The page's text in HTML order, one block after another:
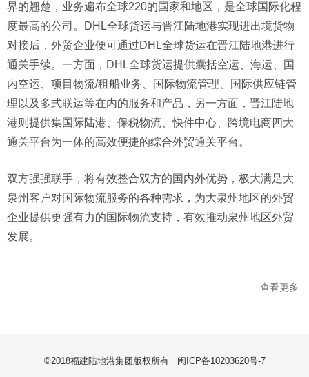
界的翘楚，业务遍布全球220的国家和地区，是全球国际化程
度最高的公司。DHL全球货运与晋江陆地港实现进出境货物
对接后，外贸企业便可通过DHL全球货运在晋江陆地港进行
通关手续。一方面，DHL全球货运提供囊括空运、海运、国
内空运、项目物流/租船业务、国际物流管理、国际供应链管
理以及多式联运等在内的服务和产品，另一方面，晋江陆地
港则提供集国际陆港、保税物流、快件中心、跨境电商四大
通关平台为一体的高效便捷的综合外贸通关平台。
双方强强联手，将有效整合双方的国内外优势，极大满足大
泉州客户对国际物流服务的各种需求，为大泉州地区的外贸
企业提供更强有力的国际物流支持，有效推动泉州地区外贸
发展。
查看更多
©2018福建陆地港集团版权所有 闽ICP备10203620号-7